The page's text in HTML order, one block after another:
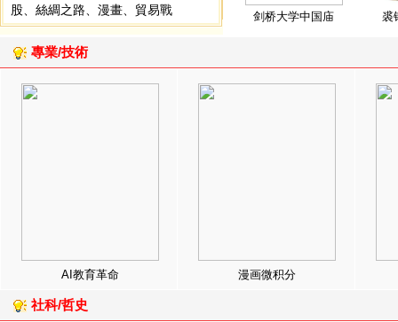
股
絲綢之路 漫畫 貿易戰 剑桥大学中国庙 裘
專業/技術
AI教育革命 漫画微积分
社科/哲史